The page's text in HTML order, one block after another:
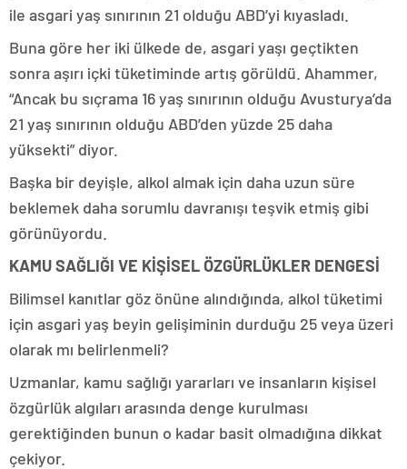
ile asgari yaş sınırının 21 olduğu ABD’yi kıyasladı.
Buna göre her iki ülkede de, asgari yaşı geçtikten
sonra aşırı içki tüketiminde artış görüldü. Ahammer,
“Ancak bu sıçrama 16 yaş sınırının olduğu Avusturya’da
21 yaş sınırının olduğu ABD’den yüzde 25 daha
yüksekti” diyor.
Başka bir deyişle, alkol almak için daha uzun süre
beklemek daha sorumlu davranışı teşvik etmiş gibi
görünüyordu.
KAMU SAĞLIĞI VE KİŞİSEL ÖZGÜRLÜKLER DENGESİ
Bilimsel kanıtlar göz önüne alındığında, alkol tüketimi
için asgari yaş beyin gelişiminin durduğu 25 veya üzeri
olarak mı belirlenmeli?
Uzmanlar, kamu sağlığı yararları ve insanların kişisel
özgürlük algıları arasında denge kurulması
gerektiğinden bunun o kadar basit olmadığına dikkat
çekiyor.